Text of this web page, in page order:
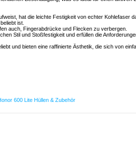
hat die leichte Festigkeit von echter Kohlefaser
ist.
auch, Fingerabdrücke und Flecken zu verbergen.
Stil und Stoßfestigkeit und erfüllen die
und bieten eine raffinierte Ästhetik, die sich von
600 Lite Hüllen & Zubehör